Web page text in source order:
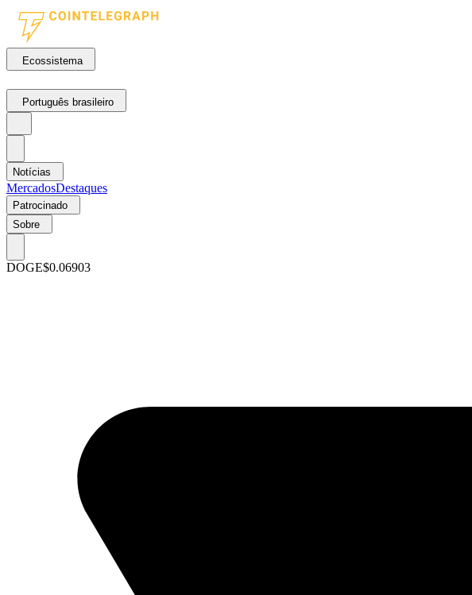
Ecossistema
Português brasileiro
Notícias
MercadosDestaques
Patrocinado
Sobre
DOGE$0.06903